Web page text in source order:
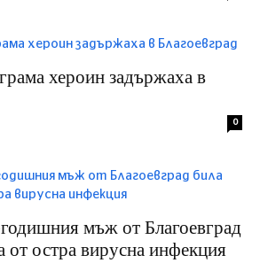
хероин задържаха в
0
мъж от Благоевград
от остра вирусна инфекция